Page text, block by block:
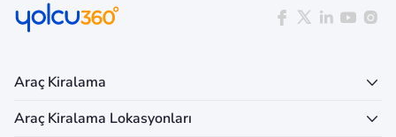
Araç Kiralama
Araç Kiralama Lokasyonları